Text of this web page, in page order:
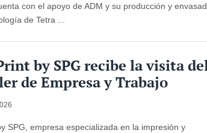
con el apoyo de ADM y su producción y
de Tetra ...
by SPG recibe la visita
de Empresa y Trabajo
SPG, empresa especializada en la impresión y